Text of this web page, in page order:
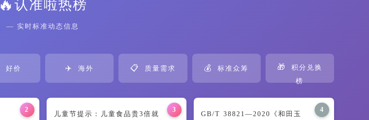
🔥认准啦热榜
— 实时标准动态信息
好价 ✈️ 海外 📋 质量需求 💰 标准众筹 🎁
积分兑换
榜
2 3
儿童节提示：儿童食品贵3倍就
4
GB/T 38821—2020《和田玉